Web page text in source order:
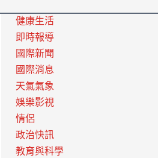
健康生活
即時報導
國際新聞
國際消息
天氣氣象
娛樂影視
情侶
政治快訊
教育與科學